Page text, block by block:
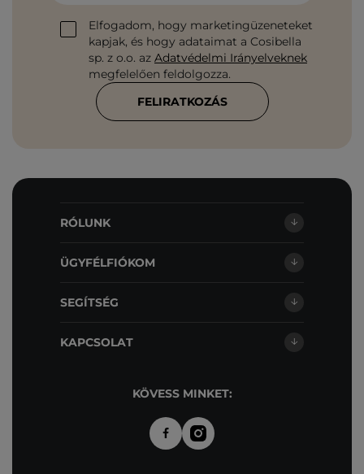
Elfogadom, hogy marketingüzeneteket
kapjak, és hogy adataimat a Cosibella
sp. z o.o. az Adatvédelmi Irányelveknek
megfelelően feldolgozza.
FELIRATKOZÁS
RÓLUNK
ÜGYFÉLFIÓKOM
SEGÍTSÉG
KAPCSOLAT
KÖVESS MINKET: